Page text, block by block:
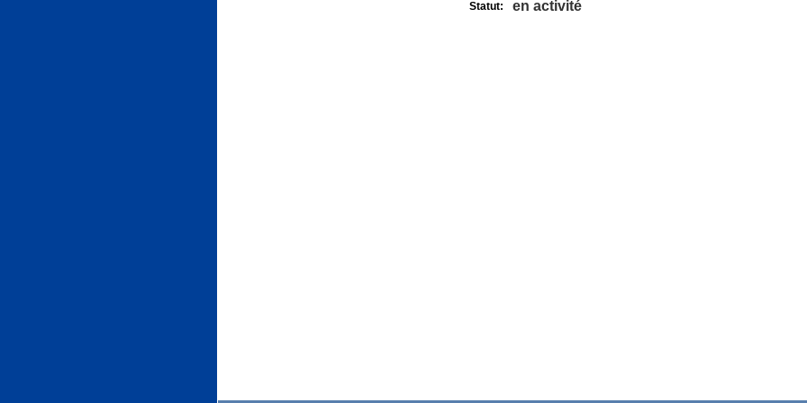
Statut: en activité